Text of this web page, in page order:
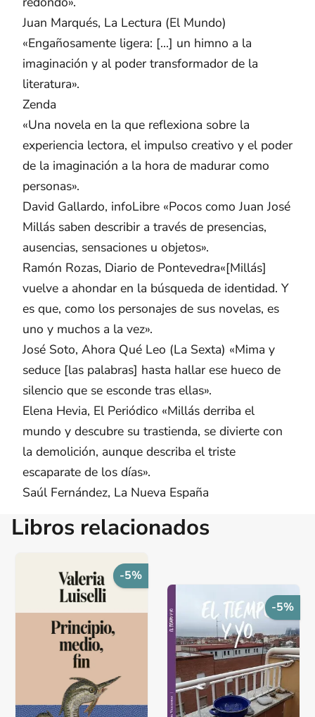
Juan Marqués, La Lectura (El Mundo)
«Engañosamente ligera: [...] un himno a la
imaginación y al poder transformador de la
literatura».
Zenda
«Una novela en la que reflexiona sobre la
experiencia lectora, el impulso creativo y el poder
de la imaginación a la hora de madurar como
personas».
David Gallardo, infoLibre «Pocos como Juan José
Millás saben describir a través de presencias,
ausencias, sensaciones u objetos».
Ramón Rozas, Diario de Pontevedra«[Millás]
vuelve a ahondar en la búsqueda de identidad. Y
es que, como los personajes de sus novelas, es
uno y muchos a la vez».
José Soto, Ahora Qué Leo (La Sexta) «Mima y
seduce [las palabras] hasta hallar ese hueco de
silencio que se esconde tras ellas».
Elena Hevia, El Periódico «Millás derriba el
mundo y descubre su trastienda, se divierte con
la demolición, aunque describa el triste
escaparate de los días».
Saúl Fernández, La Nueva España
Libros relacionados
-5%
-5%